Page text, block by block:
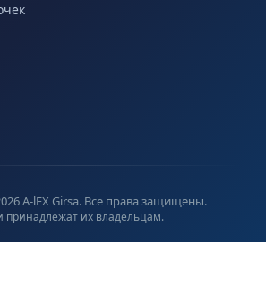
A-lEX Girsa. Все права защищены.
принадлежат их владельцам.